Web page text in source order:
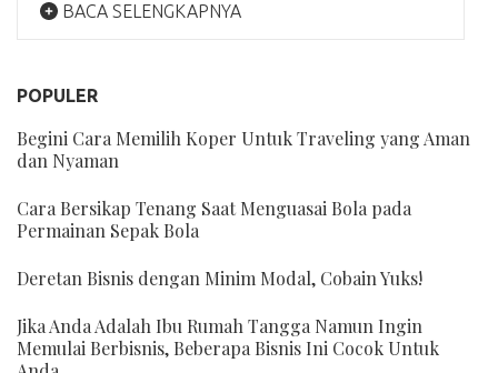
BACA SELENGKAPNYA
POPULER
Begini Cara Memilih Koper Untuk Traveling yang Aman
dan Nyaman
Cara Bersikap Tenang Saat Menguasai Bola pada
Permainan Sepak Bola
Deretan Bisnis dengan Minim Modal, Cobain Yuks!
Jika Anda Adalah Ibu Rumah Tangga Namun Ingin
Memulai Berbisnis, Beberapa Bisnis Ini Cocok Untuk